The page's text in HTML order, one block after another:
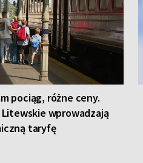
pociąg, różne ceny.
wprowadzają
taryfę